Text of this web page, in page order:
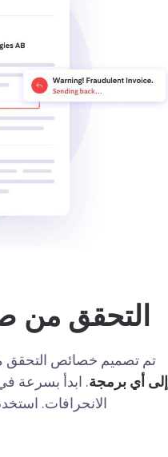
التحقق من
تم تصميم خصائص التحقق
إلى أي برمجة. ابدأ بسرعة
الانحرافات.